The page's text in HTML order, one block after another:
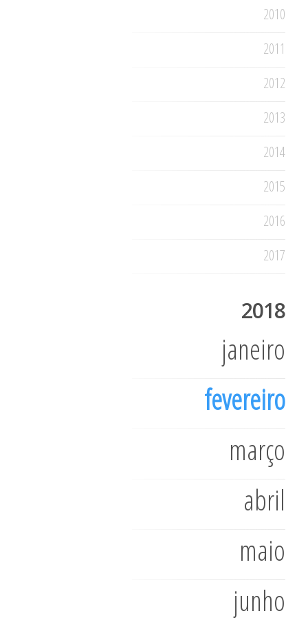
2010
2011
2012
2013
2014
2015
2016
2017
2018
janeiro
fevereiro
março
abril
maio
junho